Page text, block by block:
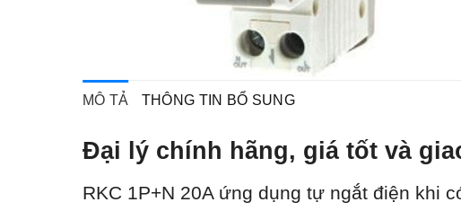
MÔ TẢ THÔNG TIN BỔ SUNG
Đại lý chính hãng, giá tốt và
RKC 1P+N 20A ứng dụng tự ngắt điện khi